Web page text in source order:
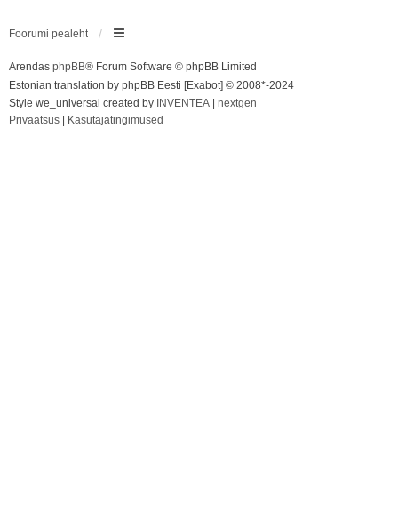
Foorumi pealeht
Arendas phpBB® Forum Software © phpBB Limited
Estonian translation by phpBB Eesti [Exabot] © 2008*-2024
Style we_universal created by INVENTEA
nextgen
Privaatsus
Kasutajatingimused